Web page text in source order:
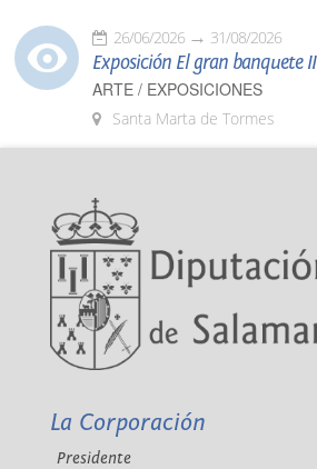
26/06/2026 31/08/2026
Exposición El gran banquete II
ARTE / EXPOSICIONES
Santa Marta de Tormes
La Corporación
Presidente